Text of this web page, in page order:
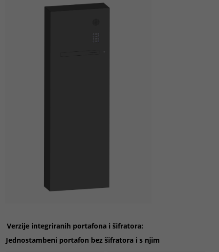
Verzije integriranih portafona i šifratora:
Jednostambeni portafon bez šifratora i s njim